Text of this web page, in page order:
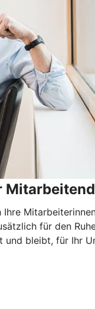
für den
bleibt, für Ihr